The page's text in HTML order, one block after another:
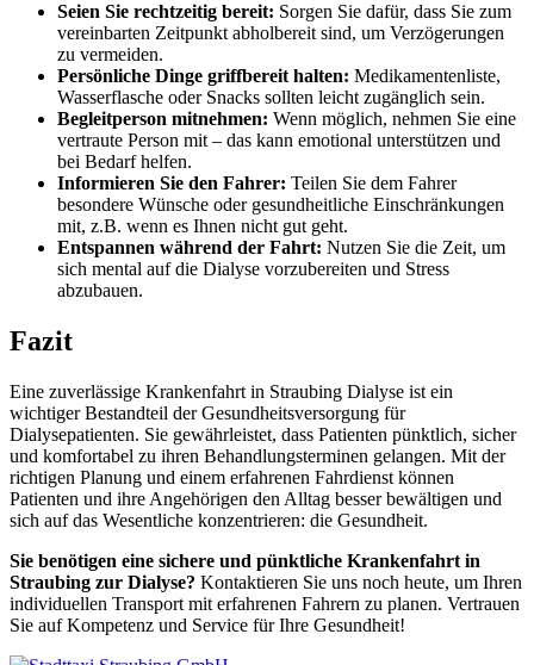
Seien Sie rechtzeitig bereit: Sorgen Sie dafür, dass Sie zum
vereinbarten Zeitpunkt abholbereit sind, um Verzögerungen
zu vermeiden.
Persönliche Dinge griffbereit halten: Medikamentenliste,
Wasserflasche oder Snacks sollten leicht zugänglich sein.
Begleitperson mitnehmen: Wenn möglich, nehmen Sie eine
vertraute Person mit – das kann emotional unterstützen und
bei Bedarf helfen.
Informieren Sie den Fahrer: Teilen Sie dem Fahrer
besondere Wünsche oder gesundheitliche Einschränkungen
mit, z.B. wenn es Ihnen nicht gut geht.
Entspannen während der Fahrt: Nutzen Sie die Zeit, um
sich mental auf die Dialyse vorzubereiten und Stress
abzubauen.
Fazit
Eine zuverlässige Krankenfahrt in Straubing Dialyse ist ein
wichtiger Bestandteil der Gesundheitsversorgung für
Dialysepatienten. Sie gewährleistet, dass Patienten pünktlich, sicher
und komfortabel zu ihren Behandlungsterminen gelangen. Mit der
richtigen Planung und einem erfahrenen Fahrdienst können
Patienten und ihre Angehörigen den Alltag besser bewältigen und
sich auf das Wesentliche konzentrieren: die Gesundheit.
Sie benötigen eine sichere und pünktliche Krankenfahrt in
Straubing zur Dialyse? Kontaktieren Sie uns noch heute, um Ihren
individuellen Transport mit erfahrenen Fahrern zu planen. Vertrauen
Sie auf Kompetenz und Service für Ihre Gesundheit!